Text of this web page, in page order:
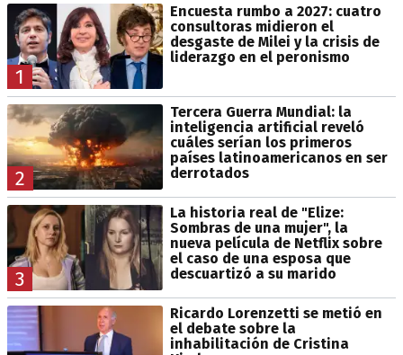
1
Encuesta rumbo a 2027: cuatro
consultoras midieron el
desgaste de Milei y la crisis de
liderazgo en el peronismo
2
Tercera Guerra Mundial: la
inteligencia artificial reveló
cuáles serían los primeros
países latinoamericanos en ser
derrotados
3
La historia real de "Elize:
Sombras de una mujer", la
nueva película de Netflix sobre
el caso de una esposa que
descuartizó a su marido
Ricardo Lorenzetti se metió en
el debate sobre la
inhabilitación de Cristina